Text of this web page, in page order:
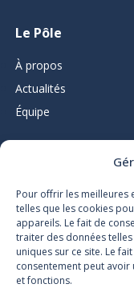
Pour offrir les meilleures
telles que les cookies
appareils. Le fait de
traiter des données
uniques sur ce site. Le
consentement peut
et fonctions.
Le Pôle
À propos
Actualités
Équipe
L’infolettre du